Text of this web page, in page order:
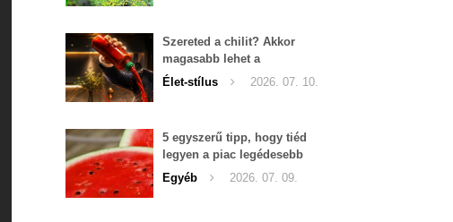
Szereted a chilit? Akkor
magasabb lehet a
tesztoszteron-szinted
Élet-stílus 2026. 07. 10.
5 egyszerű tipp, hogy tiéd
legyen a piac legédesebb
görögdinnyéje
Egyéb 2026. 07. 09.